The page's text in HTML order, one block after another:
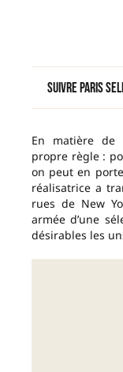
Suivre Paris
En matière de
propre règle :
on peut en
réalisatrice a
rues de New
armée d’une
désirables les